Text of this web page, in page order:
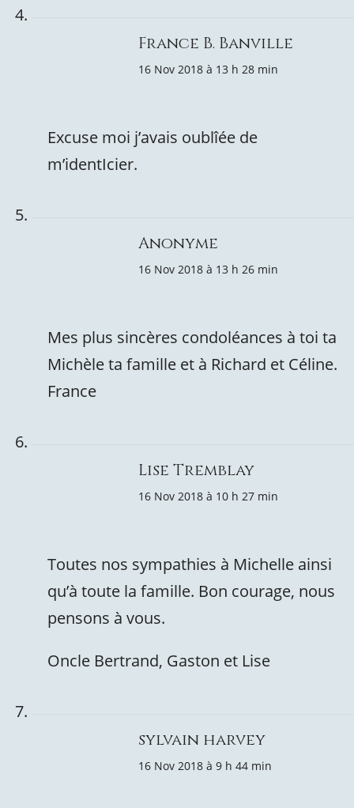
France B. Banville
16 Nov 2018 à 13 h 28 min
Excuse moi j’avais oublîée de
m’identIcier.
Anonyme
16 Nov 2018 à 13 h 26 min
Mes plus sincères condoléances à toi ta
Michèle ta famille et à Richard et Céline.
France
Lise Tremblay
16 Nov 2018 à 10 h 27 min
Toutes nos sympathies à Michelle ainsi
qu’à toute la famille. Bon courage, nous
pensons à vous.
Oncle Bertrand, Gaston et Lise
sylvain harvey
16 Nov 2018 à 9 h 44 min